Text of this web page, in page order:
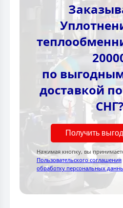
по
доставкой
СНГ?
Получить
Нажимая кнопку, вы
Пользовательского соглашения
обработку персональных